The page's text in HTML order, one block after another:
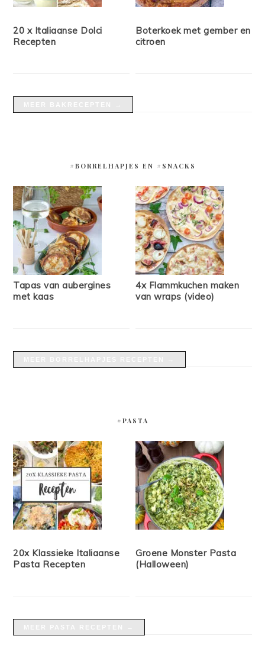
20 x Italiaanse Dolci
Recepten
Boterkoek met gember en
citroen
#BORRELHAPJES EN #SNACKS
Tapas van aubergines
met kaas
4x Flammkuchen maken
van wraps (video)
#PASTA
20x Klassieke Italiaanse
Pasta Recepten
Groene Monster Pasta
(Halloween)